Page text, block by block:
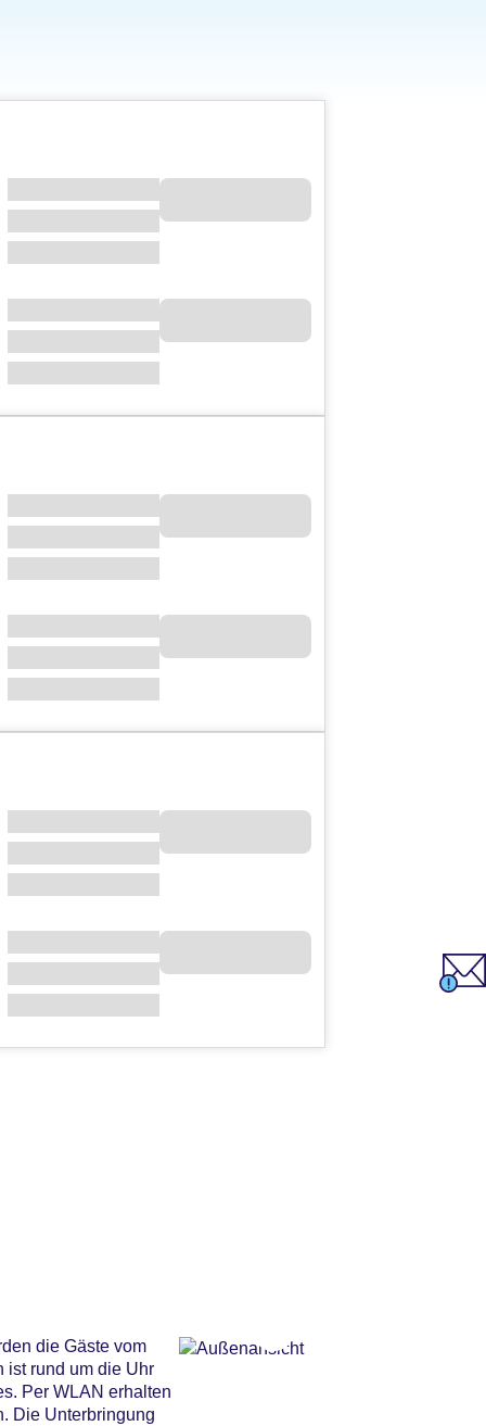
die Gäste vom
ist rund um die Uhr
Per WLAN erhalten
Die Unterbringung